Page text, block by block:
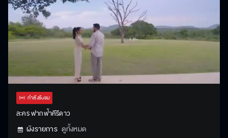
UnmuteStream
กำลังรับชม
ละคร ฟากฟ้าคีรีดาว
ผังรายการ ดูทั้งหมด